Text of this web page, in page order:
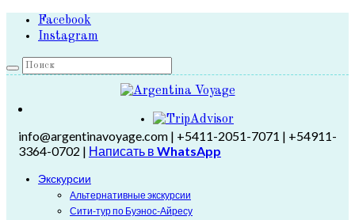
Facebook
Instagram
info@argentinavoyage.com | +5411-2051-7071 | +54911-
3364-0702 | Написать в WhatsApp
Экскурсии
Альтернативные экскурсии
Сити-тур по Буэнос-Айресу